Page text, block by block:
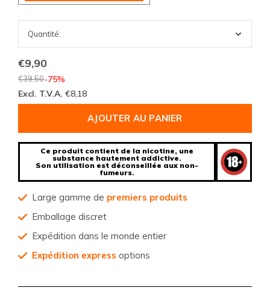
€9,90
€39,50-75%
Excl. T.V.A. €8,18
AJOUTER AU PANIER
Ce produit contient de la nicotine, une
substance hautement addictive.
Son utilisation est déconseillée aux non-
fumeurs.
Large gamme de premiers produits
Emballage discret
Expédition dans le monde entier
Expédition express options